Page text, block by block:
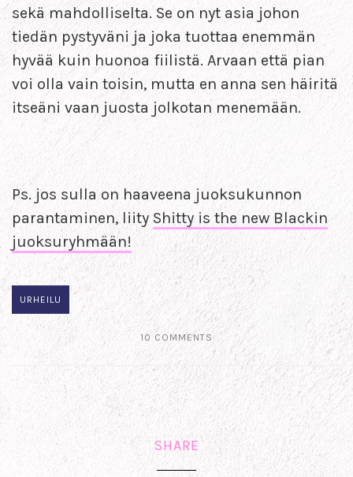
sekä mahdolliselta. Se on nyt asia johon
tiedän pystyväni ja joka tuottaa enemmän
hyvää kuin huonoa fiilistä. Arvaan että pian
voi olla vain toisin, mutta en anna sen häiritä
itseäni vaan juosta jolkotan menemään.
Ps. jos sulla on haaveena juoksukunnon
parantaminen, liity Shitty is the new Blackin
juoksuryhmään!
URHEILU
10 COMMENTS
SHARE